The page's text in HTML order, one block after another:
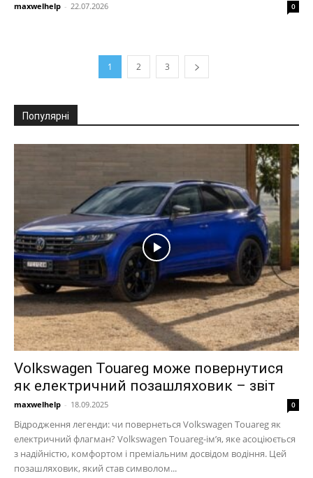
maxwelhelp - 22.07.2026 0
1 2 3
Популярні
Volkswagen Touareg може повернутися
як електричний позашляховик – звіт
maxwelhelp - 18.09.2025 0
Відродження легенди: чи повернеться Volkswagen Touareg як
електричний флагман? Volkswagen Touareg-ім’я, яке асоціюється
з надійністю, комфортом і преміальним досвідом водіння. Цей
позашляховик, який став символом...